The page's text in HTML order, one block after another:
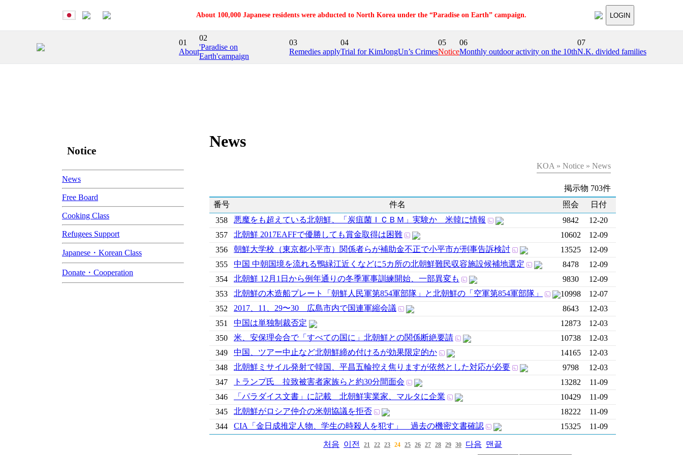
About 100,000 Japanese residents were abducted to North Korea under the “Paradise on Earth” campaign. LOGIN
01
About
02
'Paradise on
Earth'campaign
03
Remedies apply
04
Trial for KimJongUn’s Crimes
05
Notice
06
Monthly outdoor activity on the 10th
07
N.K. divided families
Notice
News
Free Board
Cooking Class
Refugees Support
Japanese・Korean Class
Donate・Cooperation
News
KOA » Notice » News
掲示物 703件
番号
件名 照会
日付
358
悪魔をも超えている北朝鮮、「炭疽菌ＩＣＢＭ」実験か 米韓に情報 9842
12-20
357
北朝鮮 2017EAFFで優勝しても賞金取得は困難 10602
12-09
356
朝鮮大学校（東京都小平市）関係者らが補助金不正で小平市が刑事告訴検討 13525
12-09
355
中国 中朝国境を流れる鴨緑江近くなどに5カ所の北朝鮮難民収容施設候補地選定 8478
12-09
354
北朝鮮 12月1日から例年通りの冬季軍事訓練開始、一部異変も 9830
12-09
353
北朝鮮の木造船プレート「朝鮮人民軍第854軍部隊」と北朝鮮の「空軍第854軍部隊」 10998
12-07
352
2017、11、29〜30 広島市内で国連軍縮会議 8643
12-03
351
中国は単独制裁否定 12873
12-03
350
米、安保理会合で「すべての国に」北朝鮮との関係断絶要請 10738
12-03
349
中国、ツアー中止など北朝鮮締め付けるが効果限定的か 14165
12-03
348
北朝鮮ミサイル発射で韓国、平昌五輪控え焦りますが依然とした対応が必要 9798
12-03
347
トランプ氏 拉致被害者家族らと約30分間面会 13282
11-09
346
「パラダイス文書」に記載 北朝鮮実業家、マルタに企業 10429
11-09
345
北朝鮮がロシア仲介の米朝協議を拒否 18222
11-09
344
CIA「金日成推定人物、学生の時殺人を犯す」 過去の機密文書確認 15325 11-09
처음 이전 21 22 23 24 25 26 27 28 29 30 다음 맨끝